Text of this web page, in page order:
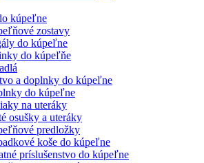
kúpeľne
zostavy
do kúpeľne
do kúpeľňe
a doplnky do kúpeľne
do kúpeľne
na uteráky
osušky a uteráky
predložky
koše do kúpeľne
príslušenstvo do kúpeľne